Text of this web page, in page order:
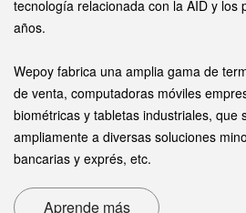
tecnología relacionada con la AID y los
años.
Wepoy fabrica una amplia gama de
de venta, computadoras móviles
biométricas y tabletas industriales, que
ampliamente a diversas soluciones
bancarias y exprés, etc.
Aprende más